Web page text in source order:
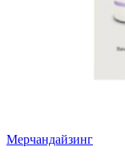
Мерчандайзинг